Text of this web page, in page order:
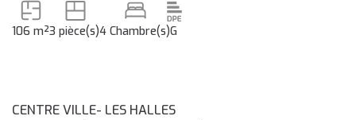
106 m²3 pièce(s)4 Chambre(s)G
CENTRE VILLE- LES HALLES